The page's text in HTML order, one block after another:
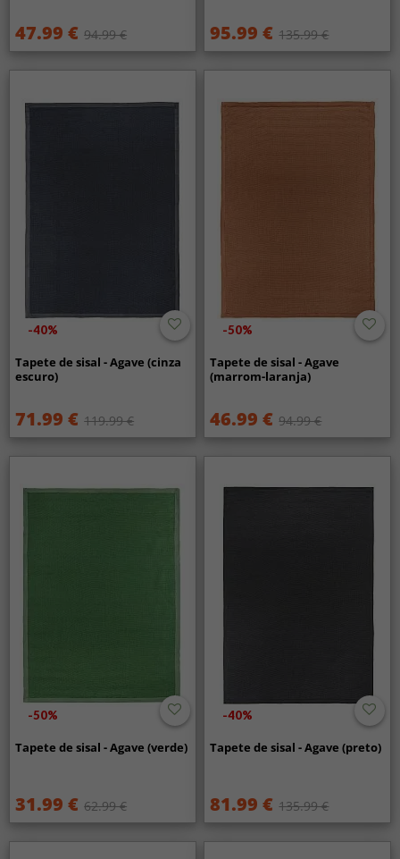
47.99 € 94.99 € 95.99 € 135.99 €
-40%
Tapete de sisal - Agave (cinza
escuro)
71.99 € 119.99 €
-50%
Tapete de sisal - Agave
(marrom-laranja)
46.99 € 94.99 €
-50%
Tapete de sisal - Agave (verde)
31.99 € 62.99 €
-40%
Tapete de sisal - Agave (preto)
81.99 € 135.99 €